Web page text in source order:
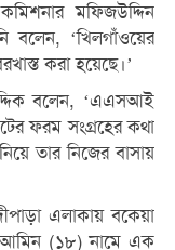
মফিজউদ্দিন
‘খিলগাঁওয়ের
করা হয়েছে।’
বলেন, ‘এএসআই
ফরম সংগ্রহের কথা
তার নিজের বাসায়
এলাকায় বকেয়া
আমিন (১৮) নামে এক